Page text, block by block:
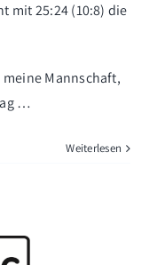
mit 25:24 (10:8) die
Mannschaft,
…
Weiterlesen